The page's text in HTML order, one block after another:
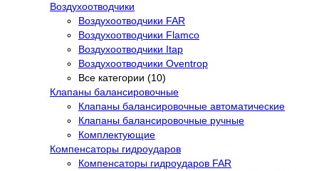
Воздухоотводчики
Воздухоотводчики FAR
Воздухоотводчики Flamco
Воздухоотводчики Itap
Воздухоотводчики Oventrop
Все категории (10)
Клапаны балансировочные
Клапаны балансировочные автоматические
Клапаны балансировочные ручные
Комплектующие
Компенсаторы гидроударов
Компенсаторы гидроударов FAR